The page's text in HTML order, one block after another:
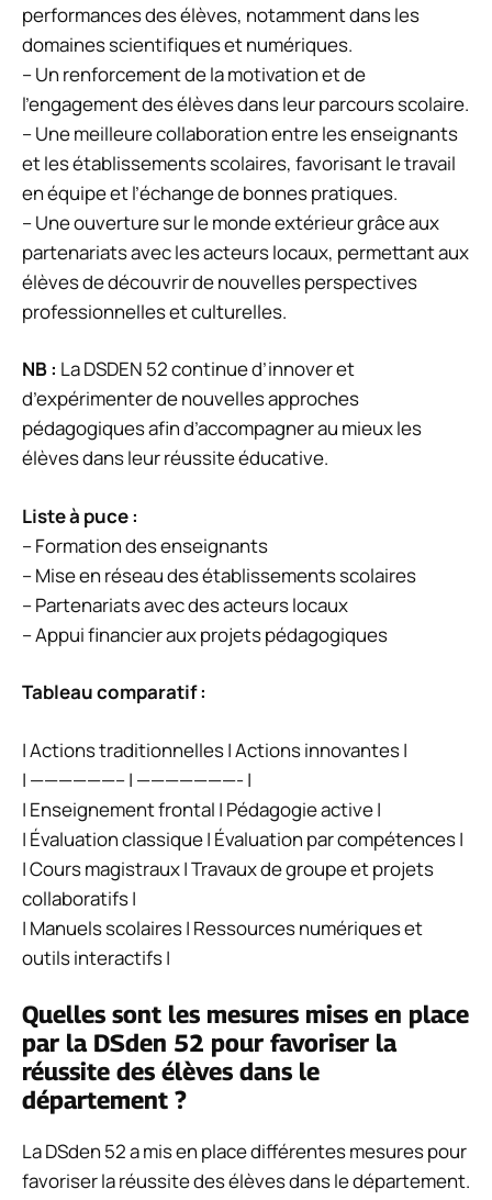
performances des élèves, notamment dans les
domaines scientifiques et numériques.
– Un renforcement de la motivation et de
l’engagement des élèves dans leur parcours scolaire.
– Une meilleure collaboration entre les enseignants
et les établissements scolaires, favorisant le travail
en équipe et l’échange de bonnes pratiques.
– Une ouverture sur le monde extérieur grâce aux
partenariats avec les acteurs locaux, permettant aux
élèves de découvrir de nouvelles perspectives
professionnelles et culturelles.
NB : La DSDEN 52 continue d’innover et
d’expérimenter de nouvelles approches
pédagogiques afin d’accompagner au mieux les
élèves dans leur réussite éducative.
Liste à puce :
– Formation des enseignants
– Mise en réseau des établissements scolaires
– Partenariats avec des acteurs locaux
– Appui financier aux projets pédagogiques
Tableau comparatif :
| Actions traditionnelles | Actions innovantes |
| ——————– | ———————- |
| Enseignement frontal | Pédagogie active |
| Évaluation classique | Évaluation par compétences |
| Cours magistraux | Travaux de groupe et projets
collaboratifs |
| Manuels scolaires | Ressources numériques et
outils interactifs |
Quelles sont les mesures mises en place
par la DSden 52 pour favoriser la
réussite des élèves dans le
département ?
La DSden 52 a mis en place différentes mesures pour
favoriser la réussite des élèves dans le département.